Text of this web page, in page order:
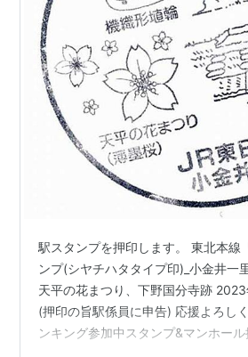
…大崎駅 渋谷駅…新宿駅
下
↑上段続き… 池袋駅−赤羽駅−大
駅 …古河駅 …小山駅 ←「 小金井
都宮駅…
■ 横須賀線直通（大崎駅
大船駅 横浜駅 新川崎駅 武蔵
駅キーワード
駅スタンプを押印します。 東北本線
ンプ(シヤチハタタイプ印)_小金井一
天平の花まつり、下野国分寺跡
(押印の旨駅係員に申告) 応援よろし
ンキング参加中スタンプ&マンホー